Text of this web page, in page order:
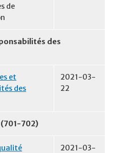
de
des
et
des
2021-03-
22
702)
2021-03-